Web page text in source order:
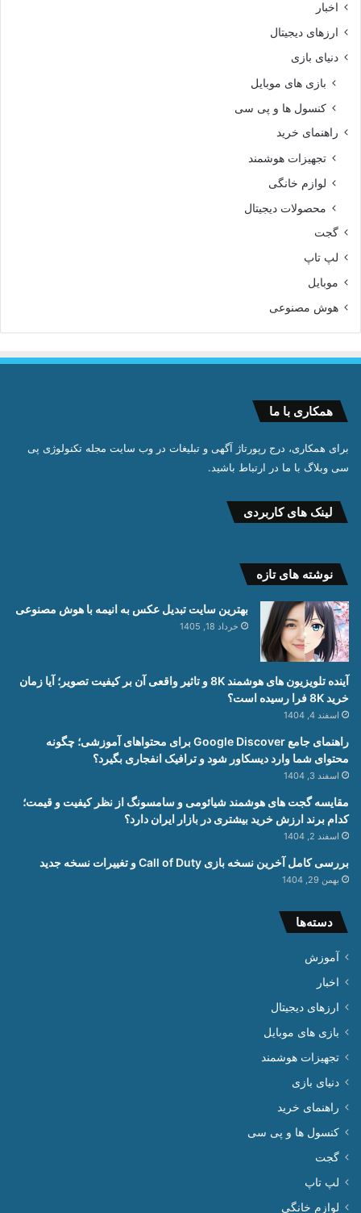
اخبار
ارزهای دیجیتال
دنیای بازی
بازی های موبایل
کنسول ها و پی سی
راهنمای خرید
تجهیزات هوشمند
لوازم خانگی
محصولات دیجیتال
گجت
لپ تاپ
موبایل
هوش مصنوعی
همکاری با ما
برای همکاری، درج رپورتاژ آگهی و تبلیغات در وب سایت مجله تکنولوژی پی
سی وبلاگ با ما در ارتباط باشید.
لینک های کاربردی
نوشته های تازه
بهترین سایت تبدیل عکس به انیمه با هوش مصنوعی
خرداد 18, 1405
آینده تلویزیون های هوشمند 8K و تاثیر واقعی آن بر کیفیت تصویر؛ آیا زمان
خرید 8K فرا رسیده است؟
اسفند 4, 1404
راهنمای جامع Google Discover برای محتواهای آموزشی؛ چگونه
محتوای شما وارد دیسکاور شود و ترافیک انفجاری بگیرد؟
اسفند 3, 1404
مقایسه گجت های هوشمند شیائومی و سامسونگ از نظر کیفیت و قیمت؛
کدام برند ارزش خرید بیشتری در بازار ایران دارد؟
اسفند 2, 1404
بررسی کامل آخرین نسخه بازی Call of Duty و تغییرات نسخه جدید
بهمن 29, 1404
دسته‌ها
آموزش
اخبار
ارزهای دیجیتال
بازی های موبایل
تجهیزات هوشمند
دنیای بازی
راهنمای خرید
کنسول ها و پی سی
گجت
لپ تاپ
لوازم خانگی